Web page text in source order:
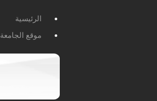
الرئيسية
موقع الجامعة